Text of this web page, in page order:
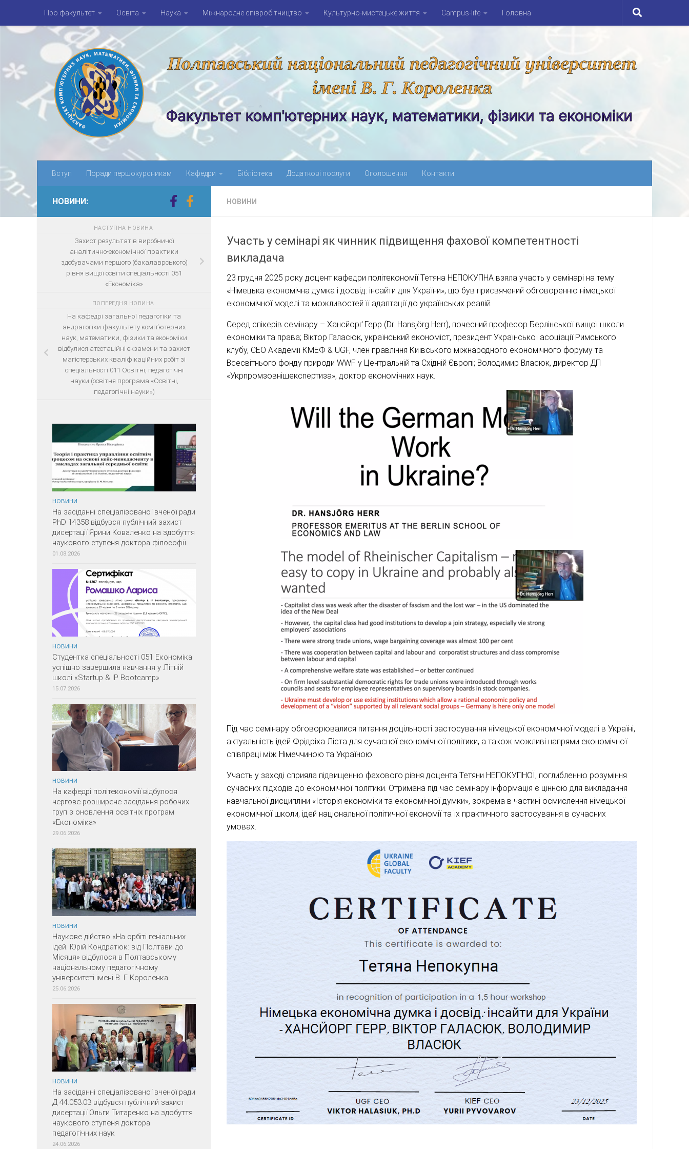
Skip to contentПро факультет Освіта Наука Міжнародне співробітництво Культурно-мистецьке життя Campus-life Головна
Вступ Поради першокурсникам Кафедри Бібліотека Додаткові послуги Оголошення Контакти
НОВИНИ
Участь у семінарі як чинник підвищення фахової компетентності
викладача
23 грудня 2025 року доцент кафедри політекономії Тетяна НЕПОКУПНА взяла участь у семінарі на тему
«Німецька економічна думка і досвід: інсайти для України», що був присвячений обговоренню німецької
економічної моделі та можливостей її адаптації до українських реалій.
Серед спікерів семінару – Хансйорґ Герр (Dr. Hansjörg Herr), почесний професор Берлінської вищої школи
економіки та права; Віктор Галасюк, український економіст, президент Української асоціації Римського
клубу, CEO Академії КМЕФ & UGF, член правління Київського міжнародного економічного форуму та
Всесвітнього фонду природи WWF у Центральній та Східній Європі; Володимир Власюк, директор ДП
«Укрпромзовнішекспертиза», доктор економічних наук.
Під час семінару обговорювалися питання доцільності застосування німецької економічної моделі в Україні,
актуальність ідей Фрідріха Ліста для сучасної економічної політики, а також можливі напрями економічної
співпраці між Німеччиною та Україною.
Участь у заході сприяла підвищенню фахового рівня доцента Тетяни НЕПОКУПНОЇ, поглибленню розуміння
сучасних підходів до економічної політики. Отримана під час семінару інформація є цінною для викладання
навчальної дисципліни «Історія економіки та економічної думки», зокрема в частині осмислення німецької
економічної школи, ідей національної політичної економії та їх практичного застосування в сучасних
умовах.
НОВИНИ:
НАСТУПНА НОВИНА
Захист результатів виробничої
аналітично-економічної практики
здобувачами першого (бакалаврського)
рівня вищої освіти спеціальності 051
«Економіка»
ПОПЕРЕДНЯ НОВИНА
На кафедрі загальної педагогіки та
андрагогіки факультету комп’ютерних
наук, математики, фізики та економіки
відбулися атестаційні екзамени та захист
магістерських кваліфікаційних робіт зі
спеціальності 011 Освітні, педагогічні
науки (освітня програма «Освітні,
педагогічні науки»)
НОВИНИ
На засіданні спеціалізованої вченої ради
PhD 14358 відбувся публічний захист
дисертації Ярини Коваленко на здобуття
наукового ступеня доктора філософії
01.08.2026
НОВИНИ
Студентка спеціальності 051 Економіка
успішно завершила навчання у Літній
школі «Startup & IP Bootcamp»
15.07.2026
НОВИНИ
На кафедрі політекономії відбулося
чергове розширене засідання робочих
груп з оновлення освітніх програм
«Економіка»
29.06.2026
НОВИНИ
Наукове дійство «На орбіті геніальних
ідей. Юрій Кондратюк: від Полтави до
Місяця» відбулося в Полтавському
національному педагогічному
університеті імені В. Г. Короленка
25.06.2026
НОВИНИ
На засіданні спеціалізованої вченої ради
Д 44.053.03 відбувся публічний захист
дисертації Ольги Титаренко на здобуття
наукового ступеня доктора
педагогічних наук
24.06.2026